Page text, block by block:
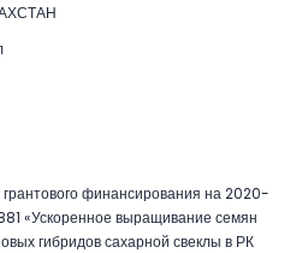
финансирования на 2020-
«Ускоренное выращивание семян
гибридов сахарной свеклы в РК